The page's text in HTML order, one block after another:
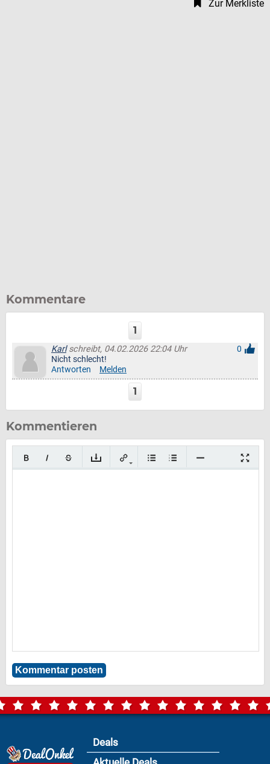
Zur Merkliste
Kommentare
1
Karlschreibt, 04.02.2026 22:04 Uhr
0
Nicht schlecht!
Antworten
Melden
1
Kommentieren
Deals